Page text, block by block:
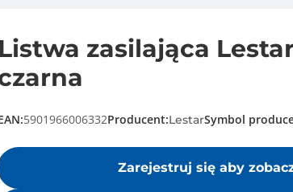
Listwa zasilająca Lestar
5901966006332Producent:LestarSymbol
Zarejestruj się aby